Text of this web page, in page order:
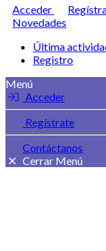
Acceder
Novedades
Última
Registro
Menú
Acceder
Regístrate
Contáctanos
Cerrar Menú